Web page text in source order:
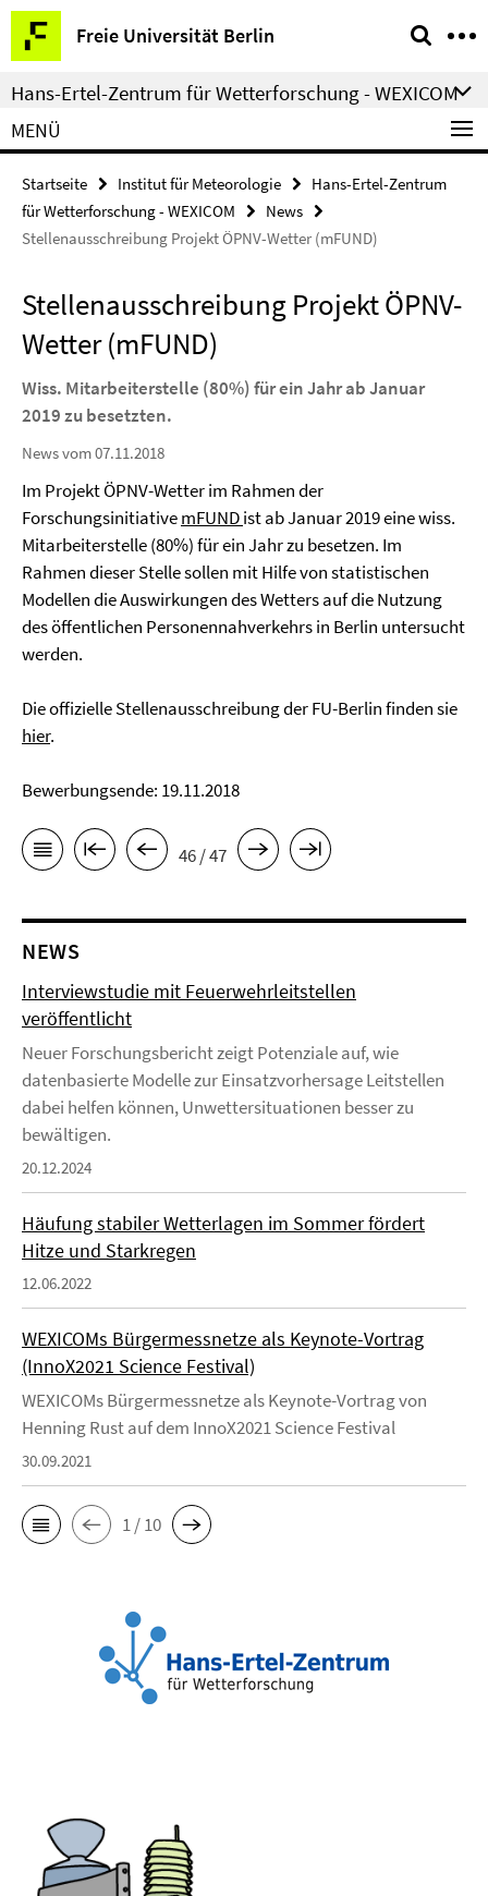
Springe
direkt
zu
Inhalt
Freie Universität Berlin
Service-
Navigation
Hans-Ertel-Zentrum für Wetterforschung - WEXICOM
MENÜ
Startseite Institut für Meteorologie
Hans-Ertel-Zentrum
für Wetterforschung - WEXICOM
News
Stellenausschreibung Projekt ÖPNV-Wetter (mFUND)
Stellenausschreibung Projekt ÖPNV-
Wetter (mFUND)
Wiss. Mitarbeiterstelle (80%) für ein Jahr ab Januar
2019 zu besetzten.
News vom 07.11.2018
Im Projekt ÖPNV-Wetter im Rahmen der
ForschungsinitiativemFUNDist ab Januar 2019 eine wiss.
Mitarbeiterstelle (80%) für ein Jahr zu besetzen. Im
Rahmen dieser Stelle sollen mit Hilfe von statistischen
Modellen die Auswirkungen des Wetters auf die Nutzung
des öffentlichen Personennahverkehrs in Berlin untersucht
werden.
Die offizielle Stellenausschreibung der FU-Berlin finden sie
hier.
Bewerbungsende: 19.11.2018
46 / 47
NEWS
Interviewstudie mit Feuerwehrleitstellen
veröffentlicht
Neuer Forschungsbericht zeigt Potenziale auf, wie
datenbasierte Modelle zur Einsatzvorhersage Leitstellen
dabei helfen können, Unwettersituationen besser zu
bewältigen.
20.12.2024
Häufung stabiler Wetterlagen im Sommer fördert
Hitze und Starkregen
12.06.2022
WEXICOMs Bürgermessnetze als Keynote-Vortrag
(InnoX2021 Science Festival)
WEXICOMs Bürgermessnetze als Keynote-Vortrag von
Henning Rust auf dem InnoX2021 Science Festival
30.09.2021
1 / 10